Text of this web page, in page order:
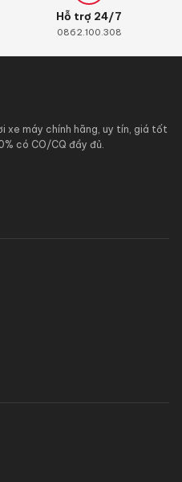
Hỗ trợ 24/7
0862.100.308
xe máy chính hãng, uy tín, giá tốt
có CO/CQ đầy đủ.